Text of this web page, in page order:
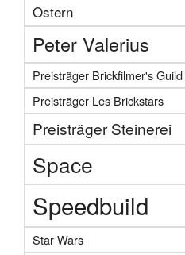
Ostern
Peter Valerius
Preisträger Brickfilmer's
Preisträger Les Brickstars
Preisträger Steinerei
Space
Speedbuild
Star Wars